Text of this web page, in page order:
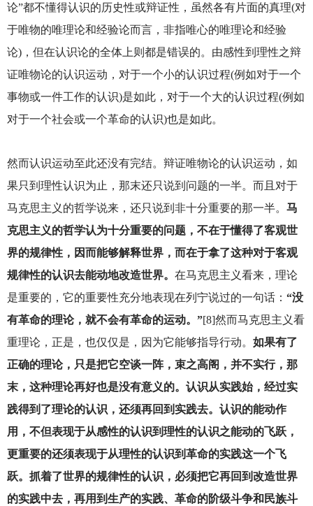
论”都不懂得认识的历史性或辩证性，虽然各有片面的真理(对
于唯物的唯理论和经验论而言，非指唯心的唯理论和经验
论)，但在认识论的全体上则都是错误的。由感性到理性之辩
证唯物论的认识运动，对于一个小的认识过程(例如对于一个
事物或一件工作的认识)是如此，对于一个大的认识过程(例如
对于一个社会或一个革命的认识)也是如此。
然而认识运动至此还没有完结。辩证唯物论的认识运动，如
果只到理性认识为止，那末还只说到问题的一半。而且对于
马克思主义的哲学说来，还只说到非十分重要的那一半。 马
克思主义的哲学认为十分重要的问题，不在于懂得了客观世
界的规律性，因而能够解释世界，而在于拿了这种对于客观
规律性的认识去能动地改造世界。 在马克思主义看来，理论
是重要的，它的重要性充分地表现在列宁说过的一句话： “没
有革命的理论，就不会有革命的运动。”[8]然而马克思主义看
重理论，正是，也仅仅是，因为它能够指导行动。 如果有了
正确的理论，只是把它空谈一阵，束之高阁，并不实行，那
末，这种理论再好也是没有意义的。认识从实践始，经过实
践得到了理论的认识，还须再回到实践去。认识的能动作
用，不但表现于从感性的认识到理性的认识之能动的飞跃，
更重要的还须表现于从理性的认识到革命的实践这一个飞
跃。抓着了世界的规律性的认识，必须把它再回到改造世界
的实践中去，再用到生产的实践、革命的阶级斗争和民族斗